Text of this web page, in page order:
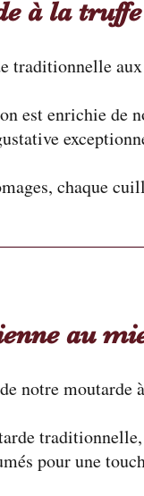
à la
traditionnelle
est enrichie de
chaque
au
notre
pour une